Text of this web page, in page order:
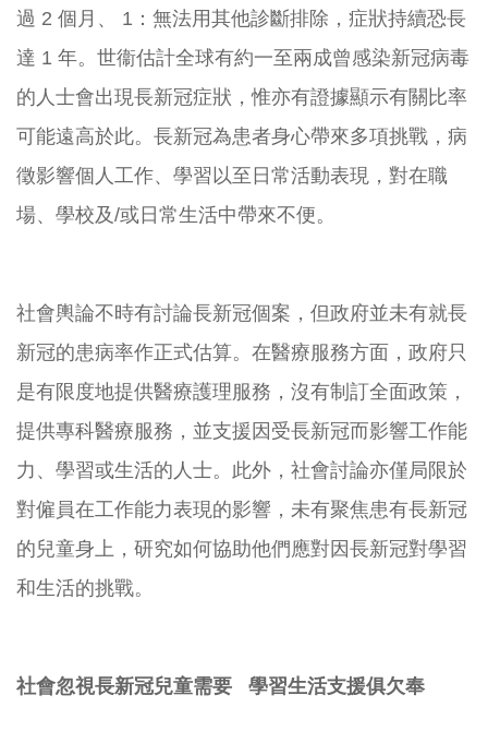
過 2 個月、 1：無法用其他診斷排除，症狀持續恐長
達 1 年。世衞估計全球有約一至兩成曾感染新冠病毒
的人士會出現長新冠症狀，惟亦有證據顯示有關比率
可能遠高於此。 長新冠為患者身心帶來多項挑戰，病
徵影響個人工作、 學習以至日常活動表現，對在職
場、學校及/或日常生活中帶來不便。
社會輿論不時有討論長新冠個案， 但政府並未有就長
新冠的患病率作正式估算。在醫療服務方面， 政府只
是有限度地提供醫療護理服務，沒有制訂全面政策，
提供專科醫療服務，並支援因受長新冠而影響工作能
力、 學習或生活的人士。此外， 社會討論亦僅局限於
對僱員在工作能力表現的影響， 未有聚焦患有長新冠
的兒童身上， 研究如何協助他們應對因長新冠對學習
和生活的挑戰。
社會忽視長新冠兒童需要 學習生活支援俱欠奉